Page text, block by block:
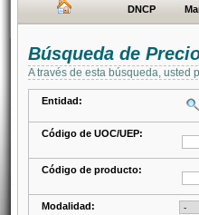
DNCP
Búsqueda de
A través de esta búsqueda, usted
Entidad:
Código de UOC/UEP:
Código de producto:
Modalidad: